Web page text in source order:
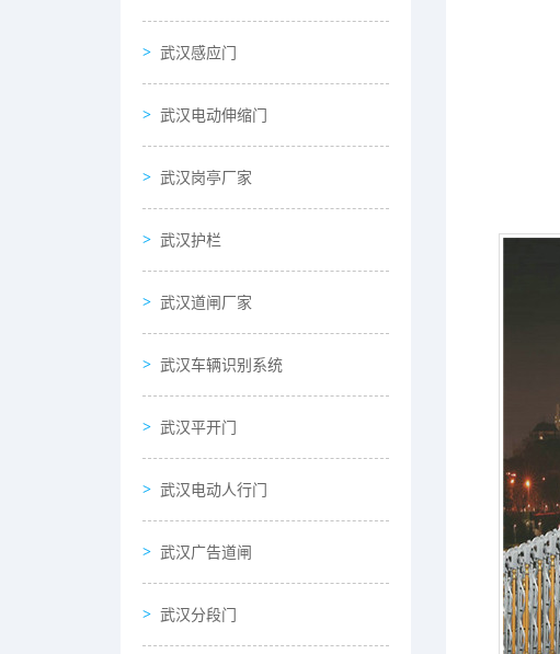
武汉感应门
武汉电动伸缩门
武汉岗亭厂家
武汉护栏
武汉道闸厂家
武汉车辆识别系统
武汉平开门
武汉电动人行门
武汉广告道闸
武汉分段门